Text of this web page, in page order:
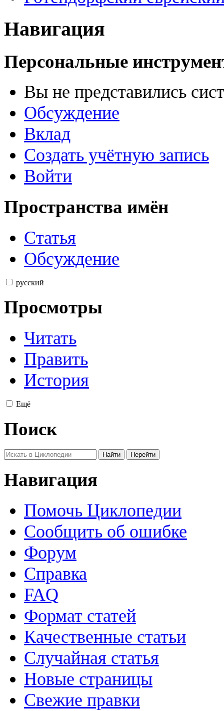
Навигация
Персональные
Вы не представились
Обсуждение
Вклад
Создать учётную запись
Войти
Пространства имён
Статья
Обсуждение
русский
Просмотры
Читать
Править
История
Ещё
Поиск
Навигация
Помочь Циклопедии
Сообщить об ошибке
Форум
Справка
FAQ
Формат статей
Качественные статьи
Случайная статья
Новые страницы
Свежие правки